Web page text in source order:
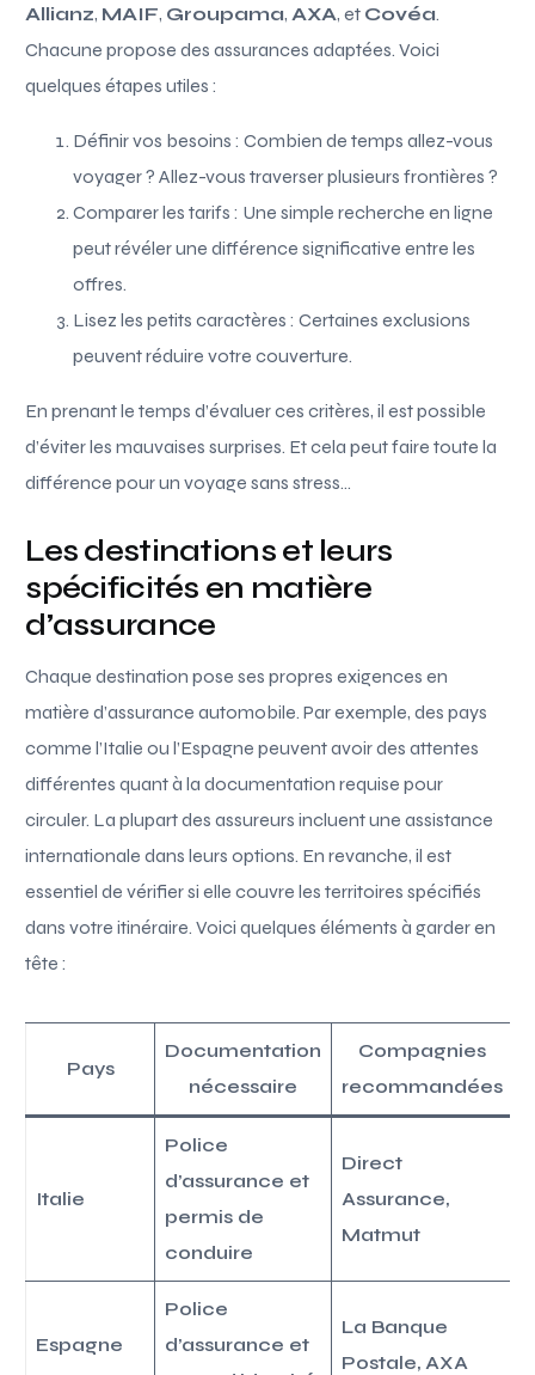
Allianz, MAIF, Groupama, AXA, et Covéa.
Chacune propose des assurances adaptées. Voici
quelques étapes utiles :
Définir vos besoins : Combien de temps allez-vous
voyager ? Allez-vous traverser plusieurs frontières ?
Comparer les tarifs : Une simple recherche en ligne
peut révéler une différence significative entre les
offres.
Lisez les petits caractères : Certaines exclusions
peuvent réduire votre couverture.
En prenant le temps d’évaluer ces critères, il est possible
d’éviter les mauvaises surprises. Et cela peut faire toute la
différence pour un voyage sans stress…
Les destinations et leurs
spécificités en matière
d’assurance
Chaque destination pose ses propres exigences en
matière d’assurance automobile. Par exemple, des pays
comme l’Italie ou l’Espagne peuvent avoir des attentes
différentes quant à la documentation requise pour
circuler. La plupart des assureurs incluent une assistance
internationale dans leurs options. En revanche, il est
essentiel de vérifier si elle couvre les territoires spécifiés
dans votre itinéraire. Voici quelques éléments à garder en
tête :
Pays
Documentation
nécessaire
Compagnies
recommandées
Italie
Police
d’assurance et
permis de
conduire
Direct
Assurance,
Matmut
Espagne
Police
d’assurance et
La Banque
Postale, AXA